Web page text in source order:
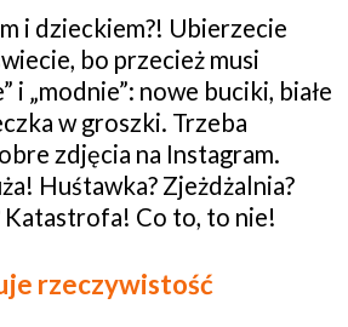
i dzieckiem?! Ubierzecie
bo przecież musi
i „modnie”: nowe buciki, białe
w groszki. Trzeba
zdjęcia na Instagram.
Huśtawka? Zjeżdżalnia?
Katastrofa! Co to, to nie!
rzeczywistość